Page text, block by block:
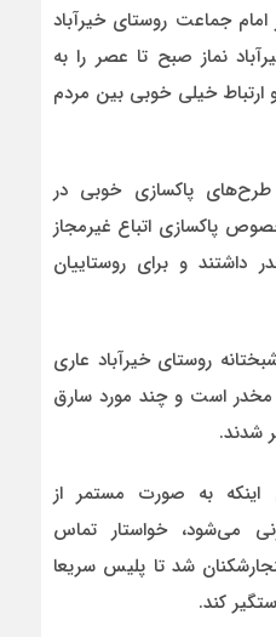
جماعت روستای خیرآباد
نماز صبح تا عصر را به
خیلی خوبی بین مردم
پاکسازی خوبی در
پاکسازی اتباع غیرمجاز
داشتند و برای روستاییان
روستای خیرآباد عاری
مخدر است و چند مورد سارق
شدند.
اینکه به صورت مستمر از
می‌شود، خواستار تماس
شد تا پلیس سریعا
کند.